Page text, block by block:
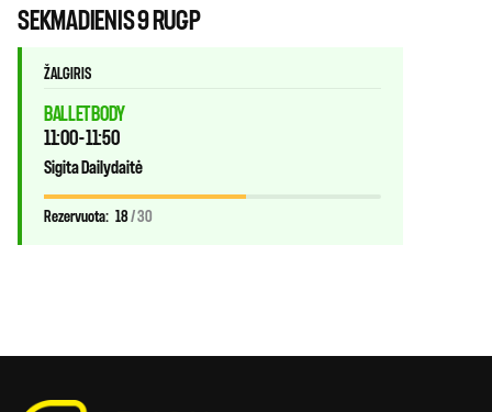
SEKMADIENIS 9 RUGP
ŽALGIRIS
BALLET BODY
11:00 - 11:50
Sigita Dailydaitė
Rezervuota: 18/ 30